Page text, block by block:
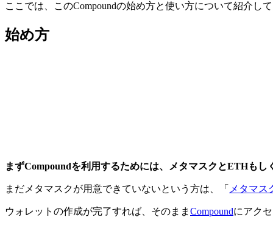
ここでは、このCompoundの始め方と使い方について紹介し
始め方
まずCompoundを利用するためには、メタマスクとETHも
まだメタマスクが用意できていないという方は、「 メタマス
ウォレットの作成が完了すれば、そのまま Compoundにアク